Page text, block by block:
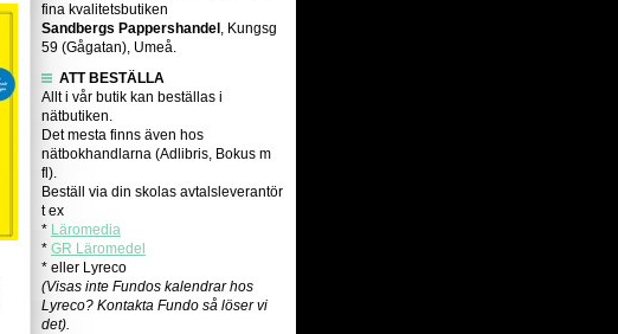
fina kvalitetsbutiken
Sandbergs Pappershandel , Kungsg
59 (Gågatan), Umeå.
ATT BESTÄLLA
Allt i vår butik kan beställas i
nätbutiken.
Det mesta finns även hos
nätbokhandlarna (Adlibris, Bokus m
fl).
Beställ via din skolas avtalsleverantör
t ex
* Läromedia
* GR Läromedel
* eller Lyreco
(Visas inte Fundos kalendrar hos
Lyreco? Kontakta Fundo så löser vi
det).